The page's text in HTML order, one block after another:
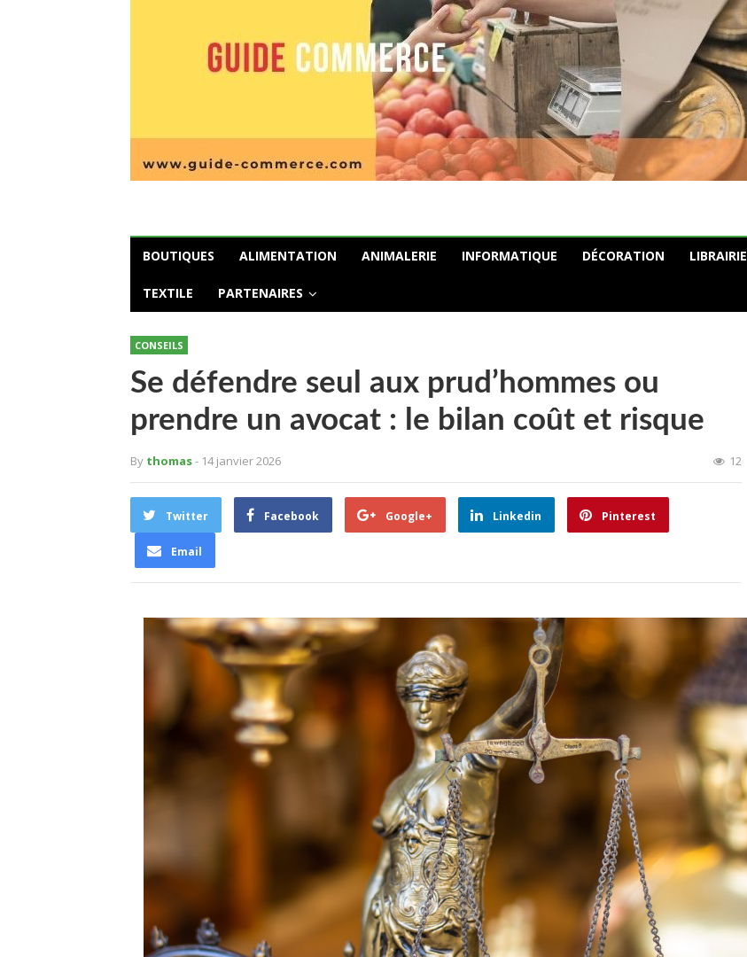
BOUTIQUES ALIMENTATION ANIMALERIE INFORMATIQUE DÉCORATION LIBRAIRIE
TEXTILE PARTENAIRES
CONSEILS
Se défendre seul aux prud’hommes ou
prendre un avocat : le bilan coût et risque
By thomas- 14 janvier 2026 12
Twitter Facebook Google+ Linkedin Pinterest
Email